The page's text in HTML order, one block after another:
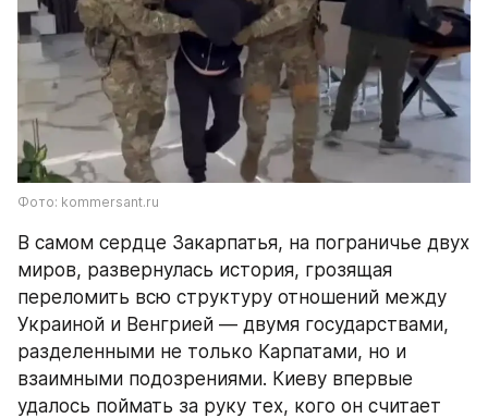
Фото: kommersant.ru
В самом сердце Закарпатья, на пограничье двух
миров, развернулась история, грозящая
переломить всю структуру отношений между
Украиной и Венгрией — двумя государствами,
разделенными не только Карпатами, но и
взаимными подозрениями. Киеву впервые
удалось поймать за руку тех, кого он считает